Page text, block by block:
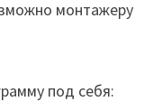
монтажеру
под себя: